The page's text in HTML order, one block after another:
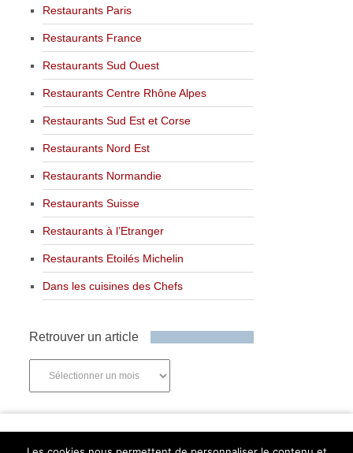
Restaurants Paris
Restaurants France
Restaurants Sud Ouest
Restaurants Centre Rhône Alpes
Restaurants Sud Est et Corse
Restaurants Nord Est
Restaurants Normandie
Restaurants Suisse
Restaurants à l’Etranger
Restaurants Etoilés Michelin
Dans les cuisines des Chefs
Retrouver un article